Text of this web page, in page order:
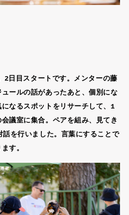
2日目スタートです。メンターの藤
ールの話があったあと、個別にな
なるスポットをリサーチして、1
議室に集合。ペアを組み、見てき
を行いました。言葉にすることで
す。